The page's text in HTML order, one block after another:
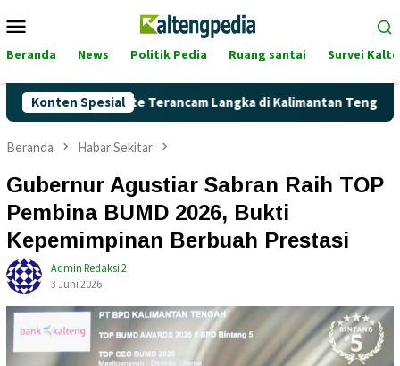
ke
Mobile
Beranda News Politik Pedia Ruang santai Survei
Konten Spesial
Pertalite Terancam Langka di Kalimantan Tengah?
Beranda Habar Sekitar
Gubernur Agustiar Sabran Raih TOP
Pembina BUMD 2026, Bukti
Kepemimpinan Berbuah Prestasi
Admin Redaksi 2
3 Juni 2026